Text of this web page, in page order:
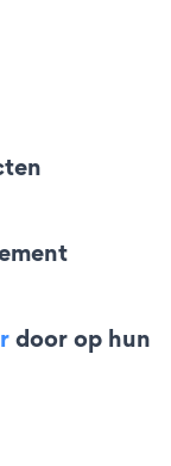
door op hun